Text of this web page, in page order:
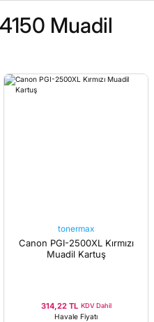
Muadil
tonermax
Canon PGI-2500XL Kırmızı
Muadil Kartuş
314,22 TL KDV Dahil
Havale Fiyatı